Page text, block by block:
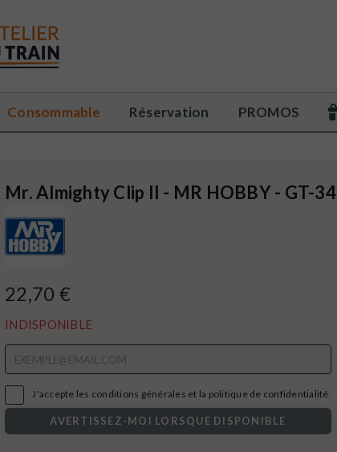
Consommable Réservation PROMOS
Mr. Almighty Clip II - MR HOBBY - GT-34
22,70 €
INDISPONIBLE
J'accepte les conditions générales et la politique de confidentialité.
AVERTISSEZ-MOI LORSQUE DISPONIBLE